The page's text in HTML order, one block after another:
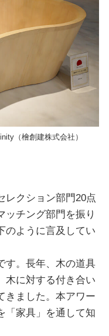
（檜創建株式会社）
レクション部門20点
ッチング部門を振り
のように言及してい
す。長年、木の道具
木に対する付き合い
きました。本アワー
「家具」を通して知